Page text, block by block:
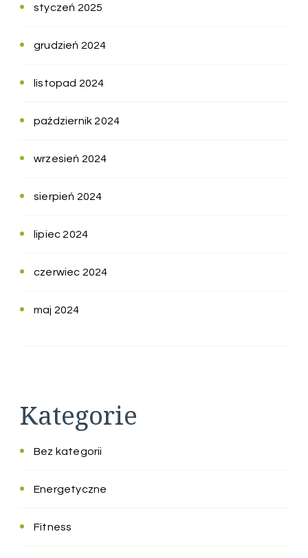
styczeń 2025
grudzień 2024
listopad 2024
październik 2024
wrzesień 2024
sierpień 2024
lipiec 2024
czerwiec 2024
maj 2024
Kategorie
Bez kategorii
Energetyczne
Fitness